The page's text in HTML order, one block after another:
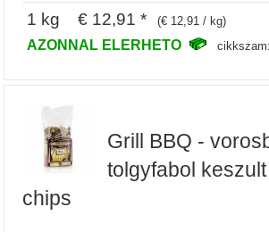
1 kg € 12,91 * (€ 12,91 / kg)
AZONNAL ELERHETO
Grill BBQ -
tolgyfabol
chips